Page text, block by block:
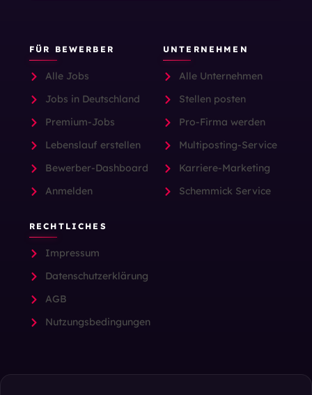
FÜR BEWERBER
Alle Jobs
Jobs in Deutschland
Premium-Jobs
Lebenslauf erstellen
Bewerber-Dashboard
Anmelden
UNTERNEHMEN
Alle Unternehmen
Stellen posten
Pro-Firma werden
Multiposting-Service
Karriere-Marketing
Schemmick Service
RECHTLICHES
Impressum
Datenschutzerklärung
AGB
Nutzungsbedingungen